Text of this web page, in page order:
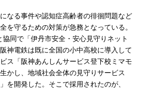
なる事件や認知症高齢者の徘徊問題など
を守るための対策が急務となっている。
同で「伊丹市安全・安心見守りネット
神電鉄は既に全国の小中高校に導入して
ス「阪神あんしんサービス登下校ミマモ
かし、地域社会全体の見守りサービス
を開発した。そこで採用されたのが、